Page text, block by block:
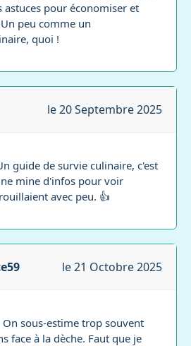
astuces pour économiser et
peu comme un
quoi !
le 20 Septembre 2025
guide de survie culinaire, c'est
mine d'infos pour voir
avec peu. 👍
le 21 Octobre 2025
sous-estime trop souvent
face à la dèche. Faut que je